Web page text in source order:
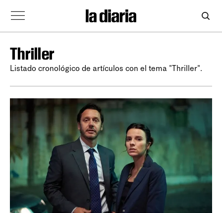
Thriller
Listado cronológico de artículos con el tema "Thriller".